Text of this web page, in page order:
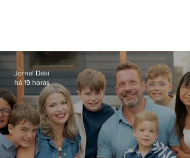
Jornal Daki
há 19 horas